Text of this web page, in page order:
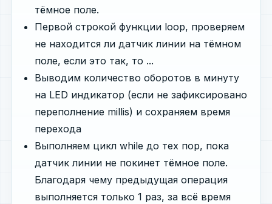
тёмное поле.
Первой строкой функции loop, проверяем
не находится ли датчик линии на тёмном
поле, если это так, то ...
Выводим количество оборотов в минуту
на LED индикатор (если не зафиксировано
переполнение millis) и сохраняем время
перехода
Выполняем цикл while до тех пор, пока
датчик линии не покинет тёмное поле.
Благодаря чему предыдущая операция
выполняется только 1 раз, за всё время